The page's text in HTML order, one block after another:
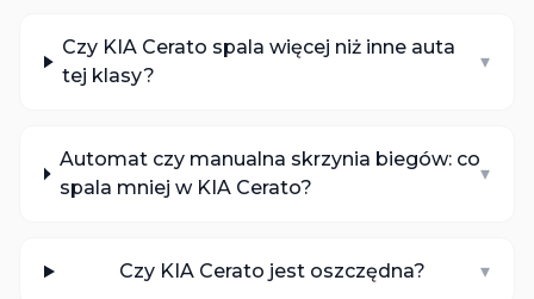
Czy KIA Cerato spala więcej niż inne auta
tej klasy?
▾
Automat czy manualna skrzynia biegów: co
spala mniej w KIA Cerato?
▾
Czy KIA Cerato jest oszczędna? ▾